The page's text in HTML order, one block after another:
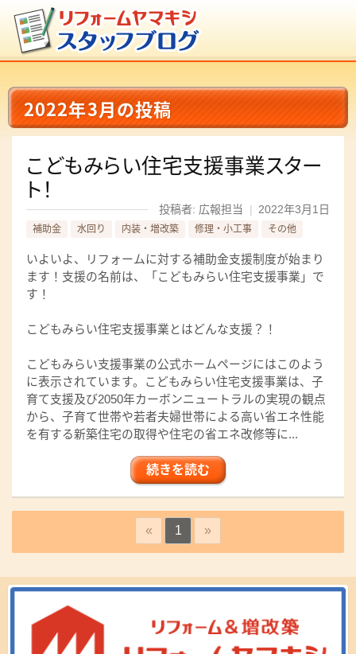
2022年3月の投稿
こどもみらい住宅支援事業スター
ト！
投稿者: 広報担当 | 2022年3月1日
補助金 水回り 内装・増改築 修理・小工事 その他
いよいよ、リフォームに対する補助金支援制度が始まり
ます！支援の名前は、「こどもみらい住宅支援事業」で
す！
こどもみらい住宅支援事業とはどんな支援？！
こどもみらい支援事業の公式ホームページにはこのよう
に表示されています。こどもみらい住宅支援事業は、子
育て支援及び2050年カーボンニュートラルの実現の観点
から、​子育て世帯や若者夫婦世帯による高い省エネ性能
を有する新築住宅の取得や​住宅の省エネ改修等に...
続きを読む
« 1 »